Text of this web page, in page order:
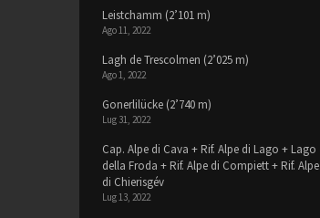
Leistchamm (2’101 m)
Ago 11, 2022
Lagh de Trescolmen (2’025 m)
Ago 1, 2022
Gonerlilücke (2’740 m)
Lug 31, 2022
Cap. Alpe di Cava + Rif. Alpe di Lago + Lago
della Froda + Rif. Alpe di Compiett + Rif. Alpe
di Chierisgév
Lug 13, 2022